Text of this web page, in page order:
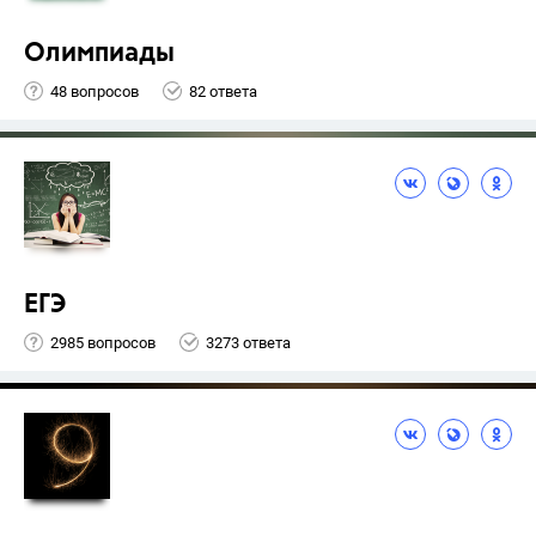
Олимпиады
48 вопросов 82 ответа
ЕГЭ
2985 вопросов 3273 ответа